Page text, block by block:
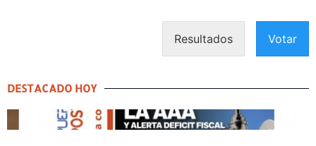
Resultados Votar
DESTACADO HOY